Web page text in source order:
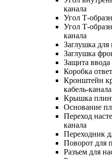
канала
Угол Т-
Угол Т-
канала
Заглушка для
Заглушка
Защита ввода
Коробка
Кронштейн
кабель-канала
Крышка
Основание
Переход
канала
Переходник
Поворот для
Разъем для